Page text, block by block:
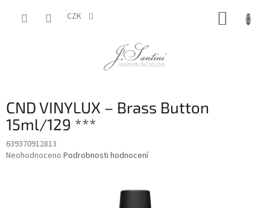
CZK
CND VINYLUX – Brass Button
15ml/129 ***
639370912813
Průměrné
Neohodnoceno Podrobnosti hodnocení